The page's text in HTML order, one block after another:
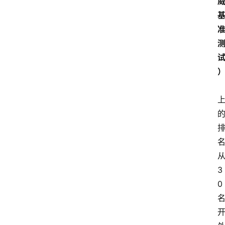
基
准
测
试
）
上
的
排
名
从
3
0
名
开